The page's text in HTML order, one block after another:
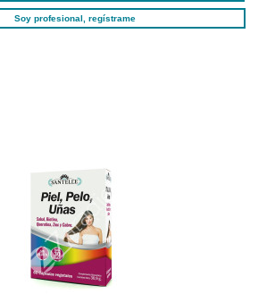
Soy profesional, regístrame